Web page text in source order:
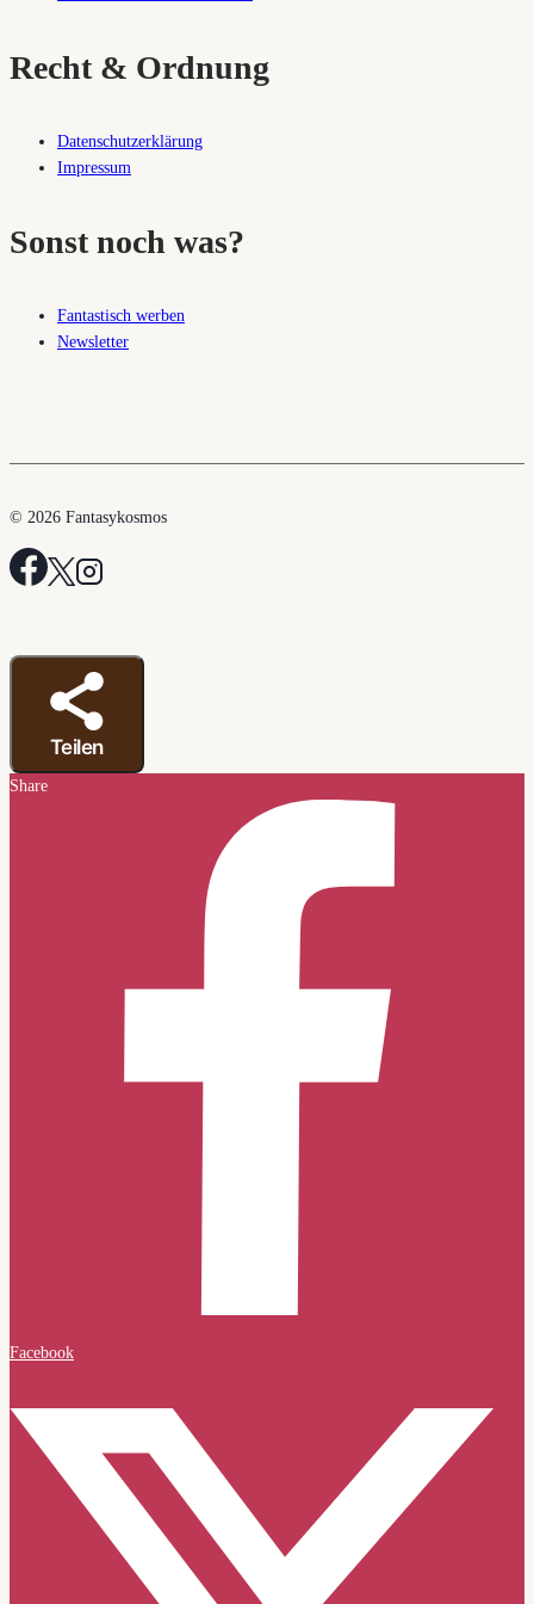
Recht & Ordnung
Datenschutzerklärung
Impressum
Sonst noch was?
Fantastisch werben
Newsletter
© 2026 Fantasykosmos
Teilen
Share
Facebook